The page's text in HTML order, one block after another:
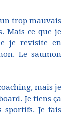
un trop mauvais
Mais ce que je
je revisite en
Le saumon
mais je
Je tiens ça
Je fais